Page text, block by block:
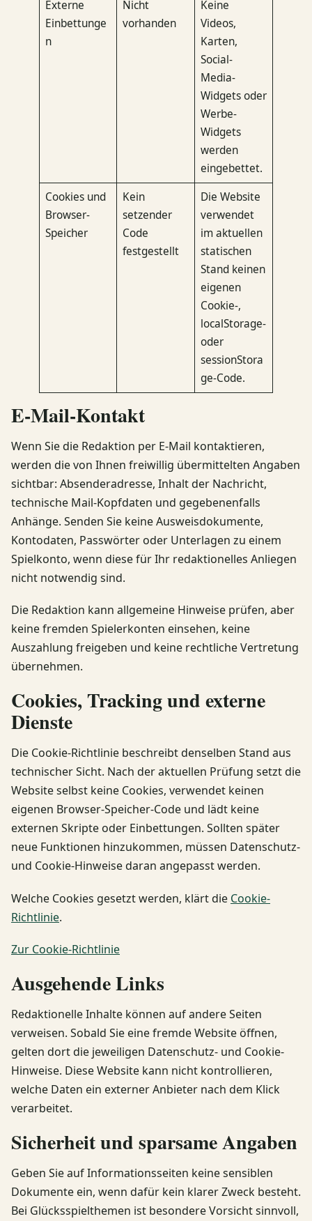
Externe
Einbettunge
n
Nicht
vorhanden
Keine
Videos,
Karten,
Social-
Media-
Widgets oder
Werbe-
Widgets
werden
eingebettet.
Cookies und
Browser-
Speicher
Kein
setzender
Code
festgestellt
Die Website
verwendet
im aktuellen
statischen
Stand keinen
eigenen
Cookie-,
localStorage-
oder
sessionStora
ge-Code.
E-Mail-Kontakt
Wenn Sie die Redaktion per E-Mail kontaktieren,
werden die von Ihnen freiwillig übermittelten Angaben
sichtbar: Absenderadresse, Inhalt der Nachricht,
technische Mail-Kopfdaten und gegebenenfalls
Anhänge. Senden Sie keine Ausweisdokumente,
Kontodaten, Passwörter oder Unterlagen zu einem
Spielkonto, wenn diese für Ihr redaktionelles Anliegen
nicht notwendig sind.
Die Redaktion kann allgemeine Hinweise prüfen, aber
keine fremden Spielerkonten einsehen, keine
Auszahlung freigeben und keine rechtliche Vertretung
übernehmen.
Cookies, Tracking und externe
Dienste
Die Cookie-Richtlinie beschreibt denselben Stand aus
technischer Sicht. Nach der aktuellen Prüfung setzt die
Website selbst keine Cookies, verwendet keinen
eigenen Browser-Speicher-Code und lädt keine
externen Skripte oder Einbettungen. Sollten später
neue Funktionen hinzukommen, müssen Datenschutz-
und Cookie-Hinweise daran angepasst werden.
Welche Cookies gesetzt werden, klärt die Cookie-
Richtlinie.
Zur Cookie-Richtlinie
Ausgehende Links
Redaktionelle Inhalte können auf andere Seiten
verweisen. Sobald Sie eine fremde Website öffnen,
gelten dort die jeweiligen Datenschutz- und Cookie-
Hinweise. Diese Website kann nicht kontrollieren,
welche Daten ein externer Anbieter nach dem Klick
verarbeitet.
Sicherheit und sparsame Angaben
Geben Sie auf Informationsseiten keine sensiblen
Dokumente ein, wenn dafür kein klarer Zweck besteht.
Bei Glücksspielthemen ist besondere Vorsicht sinnvoll,